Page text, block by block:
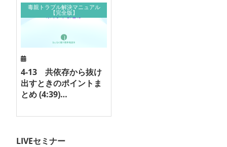
毒親トラブル解決マニュアル
【完全版】
4-13 共依存から抜け
出すときのポイントま
とめ (4:39)…
LIVEセミナー